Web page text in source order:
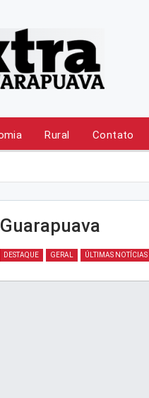
Rural Contato
DESTAQUE GERAL ÚLTIMAS NOTÍCIAS